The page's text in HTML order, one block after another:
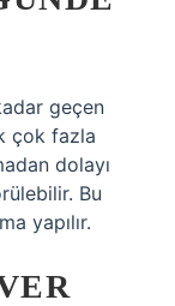
geçen
çok fazla
dolayı
Bu
yapılır.